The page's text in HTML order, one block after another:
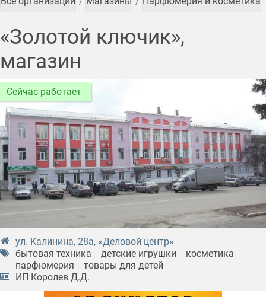
«Золотой ключик»,
магазин
Сейчас работает
ул. Калинина, 28а, «Деловой центр»
бытовая техника
детские игрушки
косметика
парфюмерия
товары для детей
ИП Королев Д.Д.